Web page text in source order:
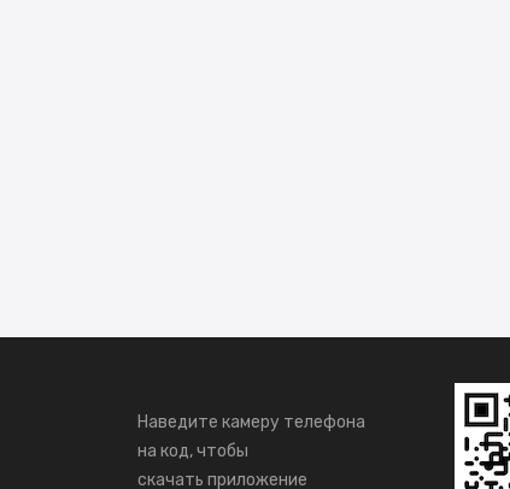
Наведите камеру телефона
на код, чтобы
скачать приложение